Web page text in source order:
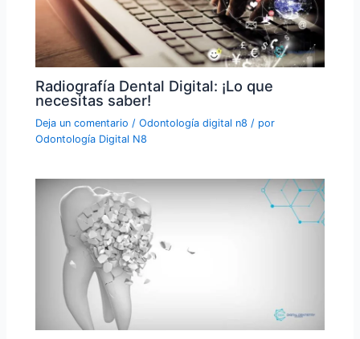
Radiografía Dental Digital: ¡Lo que
necesitas saber!
Deja un comentario /Odontología digital n8 / por
Odontología Digital N8